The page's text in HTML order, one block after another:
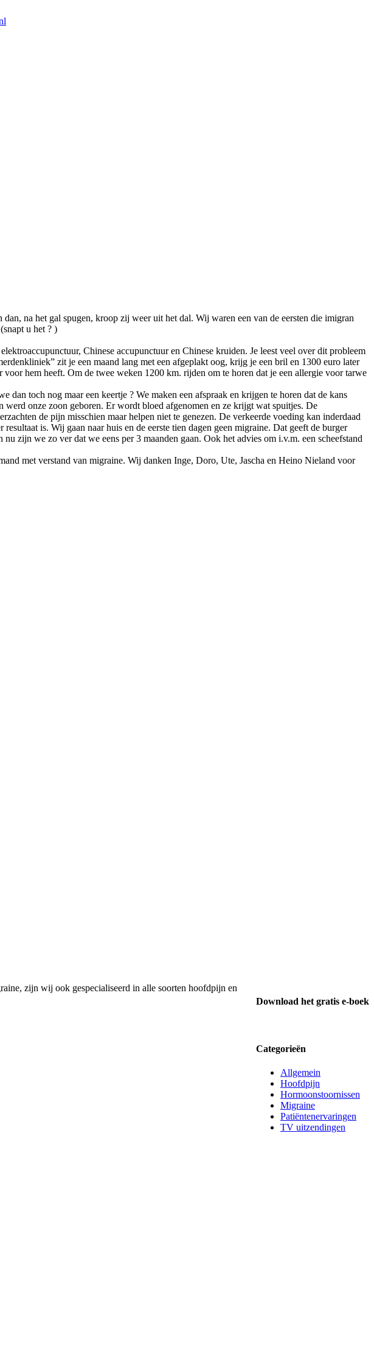
na het gal spugen, kroop zij weer uit het dal. Wij waren een van de eersten die imigran
u het ? )
Chinese accupunctuur en Chinese kruiden. Je leest veel over dit probleem
zit je een maand lang met een afgeplakt oog, krijg je een bril en 1300 euro later
hem heeft. Om de twee weken 1200 km. rijden om te horen dat je een allergie voor tarwe
toch nog maar een keertje ? We maken een afspraak en krijgen te horen dat de kans
onze zoon geboren. Er wordt bloed afgenomen en ze krijgt wat spuitjes. De
de pijn misschien maar helpen niet te genezen. De verkeerde voeding kan inderdaad
is. Wij gaan naar huis en de eerste tien dagen geen migraine. Dat geeft de burger
zijn we zo ver dat we eens per 3 maanden gaan. Ook het advies om i.v.m. een scheefstand
met verstand van migraine. Wij danken Inge, Doro, Ute, Jascha en Heino Nieland voor
Download het gratis e-boek
Categorieën
Allgemein
Hoofdpijn
Hormoonstoornissen
Migraine
Patiëntenervaringen
TV uitzendingen
zijn wij ook gespecialiseerd in alle soorten hoofdpijn en